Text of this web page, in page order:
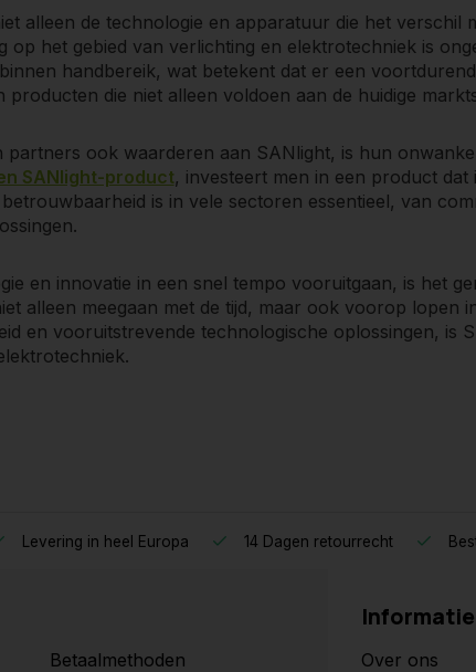
alleen de technologie en apparatuur die het verschil
op het gebied van verlichting en elektrotechniek is
handbereik, wat betekent dat er een
producten die niet alleen voldoen aan de huidige
partners ook waarderen aan SANlight, is hun
SANlight-product, investeert men in een product
is in vele sectoren essentieel, van
en innovatie in een snel tempo vooruitgaan, is het
alleen meegaan met de tijd, maar ook voorop lopen
en vooruitstrevende technologische oplossingen, is
Levering in heel Europa 14 Dagen retourrecht
Betaalmethoden
Informatie
Over ons